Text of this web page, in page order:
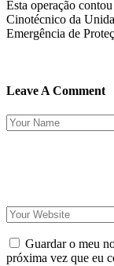
Esta operação
Cinotécnico da
Emergência de
Leave A Comment
Guardar o meu
próxima vez que eu